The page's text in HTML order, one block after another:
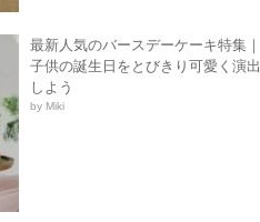
最新人気のバースデーケーキ特集｜
子供の誕生日をとびきり可愛く演出
しよう
by Miki